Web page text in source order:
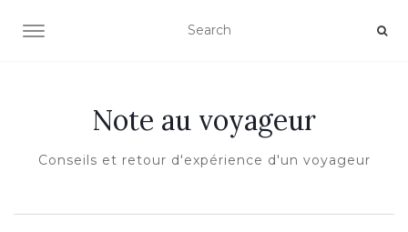
OUVRIR/FERMER LA NAVIGATION
Note au voyageur
Conseils et retour d'expérience d'un voyageur